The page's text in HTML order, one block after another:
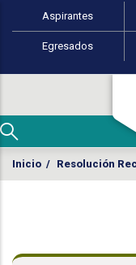
Pasar al contenido
Perfiles de
Aspirantes
Egresados
Inicio / Resolución